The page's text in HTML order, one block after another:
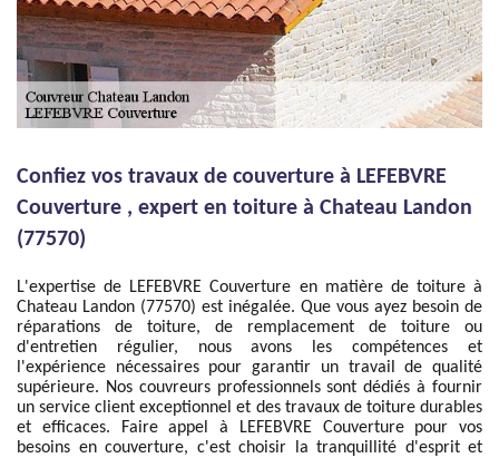
Confiez vos travaux de couverture à LEFEBVRE
Couverture , expert en toiture à Chateau Landon
(77570)
L'expertise de LEFEBVRE Couverture en matière de toiture à
Chateau Landon (77570) est inégalée. Que vous ayez besoin de
réparations de toiture, de remplacement de toiture ou
d'entretien régulier, nous avons les compétences et
l'expérience nécessaires pour garantir un travail de qualité
supérieure. Nos couvreurs professionnels sont dédiés à fournir
un service client exceptionnel et des travaux de toiture durables
et efficaces. Faire appel à LEFEBVRE Couverture pour vos
besoins en couverture, c'est choisir la tranquillité d'esprit et